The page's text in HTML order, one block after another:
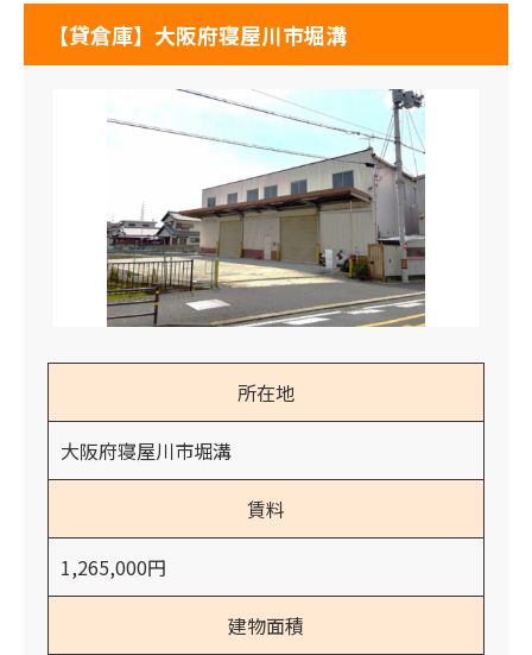
【貸倉庫】大阪府寝屋川市堀溝
所在地
大阪府寝屋川市堀溝
賃料
1,265,000円
建物面積